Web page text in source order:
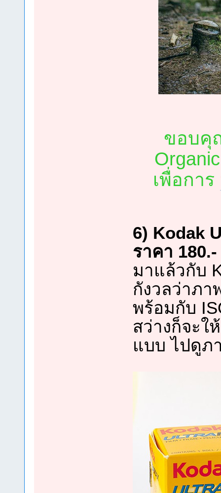
ขอบคุ
เพื่อการ
6) Kodak
ราคา
มาแล้วกับ
กังวลว่าภา
พร้อมกับ
สว่างก็จะใ
แบบ ไปดูภ